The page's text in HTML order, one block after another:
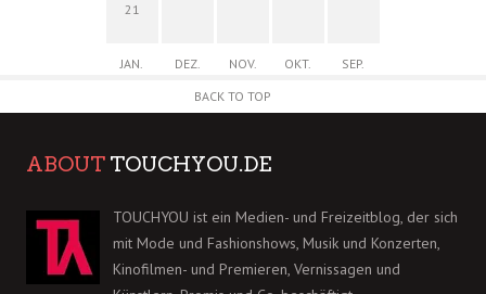
21
JAN. DEZ. NOV. OKT.
SEP.
BACK TO TOP
ABOUT TOUCHYOU.DE
TOUCHYOU ist ein Medien- und Freizeitblog, der sich
mit Mode und Fashionshows, Musik und Konzerten,
Kinofilmen- und Premieren, Vernissagen und